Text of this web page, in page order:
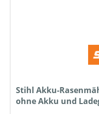
Stihl Akku-
ohne Akku und